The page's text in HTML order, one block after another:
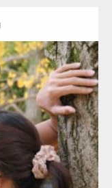
ッチョ) 大胸筋 肩 腹